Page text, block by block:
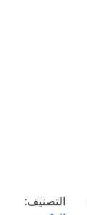
التصنيف: